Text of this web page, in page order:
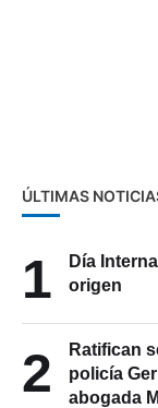
ÚLTIMAS
1
Día
origen
2
Ratifican
policía
abogada